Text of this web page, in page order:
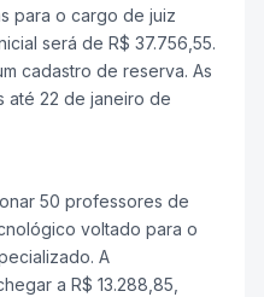
para o cargo de juiz
será de R$ 37.756,55.
cadastro de reserva. As
até 22 de janeiro de
50 professores de
voltado para o
A
a R$ 13.288,85,